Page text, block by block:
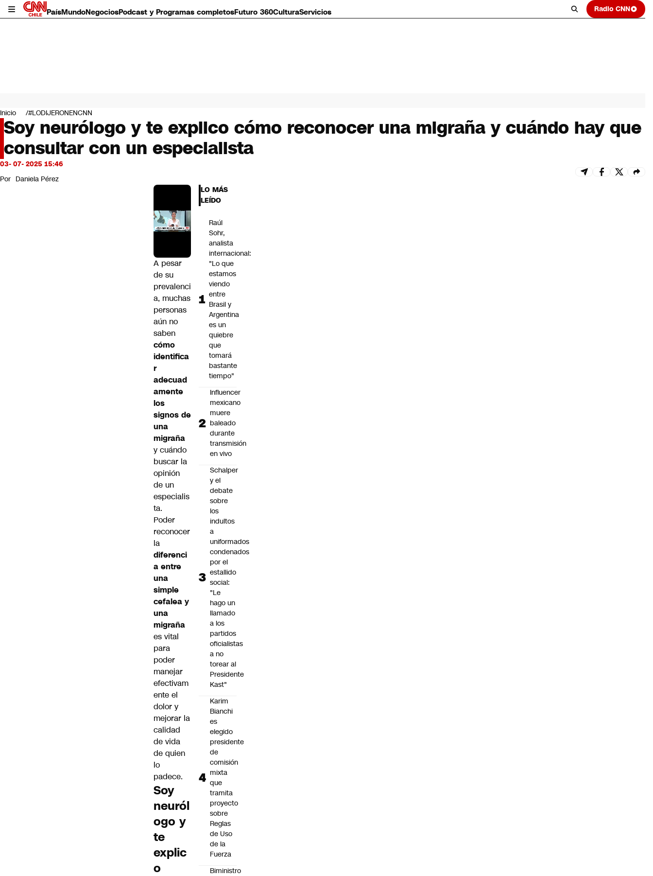
PaísMundoNegociosPodcast y Programas completosFuturo 360CulturaServicios Radio CNN
Mundo
Negocios
Deportes
Programas completos
Cultura
Servicios
Bits
CNN Data
Inicio #LODIJERONENCNN
Soy neurólogo y te explico cómo reconocer una migraña y cuándo hay que
consultar con un especialista
03- 07- 2025 15:46
Por Daniela Pérez
A pesar
de su
prevalenci
a, muchas
personas
aún no
saben
cómo
identifica
r
adecuad
amente
los
signos de
una
migraña
y cuándo
buscar la
opinión
de un
especialis
ta.
Poder
reconocer
la
diferenci
a entre
una
simple
cefalea y
una
migraña
es vital
para
poder
manejar
efectivam
ente el
dolor y
mejorar la
calidad
de vida
de quien
lo
padece.
Soy
neuról
ogo y
te
explic
o
LO MÁS
LEÍDO
Raúl
Sohr,
analista
internacional:
"Lo que
estamos
viendo
entre
Brasil y
Argentina
es un
quiebre
que
tomará
bastante
tiempo"
Influencer
mexicano
muere
baleado
durante
transmisión
en vivo
Schalper
y el
debate
sobre
los
indultos
a
uniformados
condenados
por el
estallido
social:
"Le
hago un
llamado
a los
partidos
oficialistas
a no
torear al
Presidente
Kast"
Karim
Bianchi
es
elegido
presidente
de
comisión
mixta
que
tramita
proyecto
sobre
Reglas
de Uso
de la
Fuerza
Biministro